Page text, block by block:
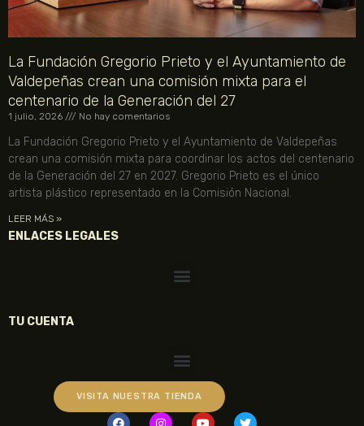
La Fundación Gregorio Prieto y el Ayuntamiento de
Valdepeñas crean una comisión mixta para el
centenario de la Generación del 27
1 julio, 2026 No hay comentarios
La Fundación Gregorio Prieto y el Ayuntamiento de Valdepeñas
crean una comisión mixta para coordinar los actos del centenario
de la Generación del 27 en 2027. Gregorio Prieto es el único
artista plástico representado en la Comisión Nacional.
LEER MÁS »
ENLACES LEGALES
TU CUENTA
VISITA NUESTRA TIENDA